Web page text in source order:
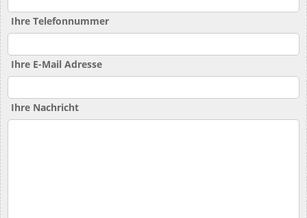
Ihre Telefonnummer
Ihre E-Mail Adresse
Ihre Nachricht